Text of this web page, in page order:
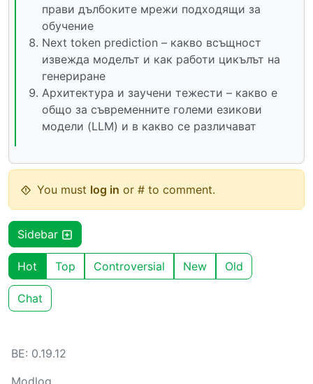
прави дълбоките мрежи подходящи за
обучение
Next token prediction – какво всъщност
извежда моделът и как работи цикълът на
генериране
Архитектура и заучени тежести – какво е
общо за съвременните големи езикови
модели (LLM) и в какво се различават
You must log in or # to comment.
Sidebar
Hot Top Controversial New Old
Chat
BE: 0.19.12